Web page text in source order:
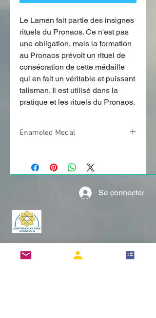
Le Lamen fait partie des insignes
rituels du Pronaos. Ce n'est pas
une obligation, mais la formation
au Pronaos prévoit un rituel de
consécration de cette médaille
qui en fait un véritable et puissant
talisman. Il est utilisé dans la
pratique et les rituels du Pronaos.
Enameled Medal
Se connecter